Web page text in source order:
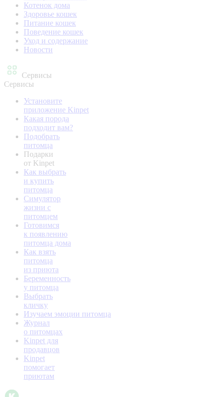
Котенок дома
Здоровье кошек
Питание кошек
Поведение кошек
Уход и содержание
Новости
Сервисы
Сервисы
Установите
приложение Kinpet
Какая порода
подходит вам?
Подобрать
питомца
Подарки
от Kinpet
Как выбрать
и купить
питомца
Симулятор
жизни с
питомцем
Готовимся
к появлению
питомца дома
Как взять
питомца
из приюта
Беременность
у питомца
Выбрать
кличку
Изучаем эмоции питомца
Журнал
о питомцах
Kinpet для
продавцов
Kinpet
помогает
приютам